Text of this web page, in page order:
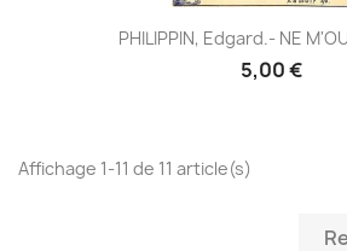
PHILIPPIN, Edgard.- NE
5,00 €
Affichage 1-11 de 11 article(s)